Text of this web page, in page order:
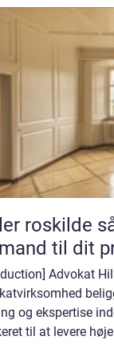
sådan vælger du den rette
til dit
Advokat
og ekspertise
til at levere